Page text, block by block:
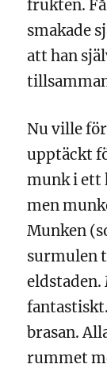
frukten.
smakade
att han
Nu ville
upptäckt
munk i ett
men
Munken
surmulen
eldstaden.
brasan.
rummet